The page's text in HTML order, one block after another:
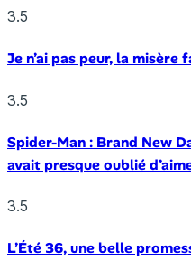
3.5
Je n’ai pas peur, la misère
3.5
Spider-Man : Brand New
avait presque oublié
3.5
L’Été 36, une belle